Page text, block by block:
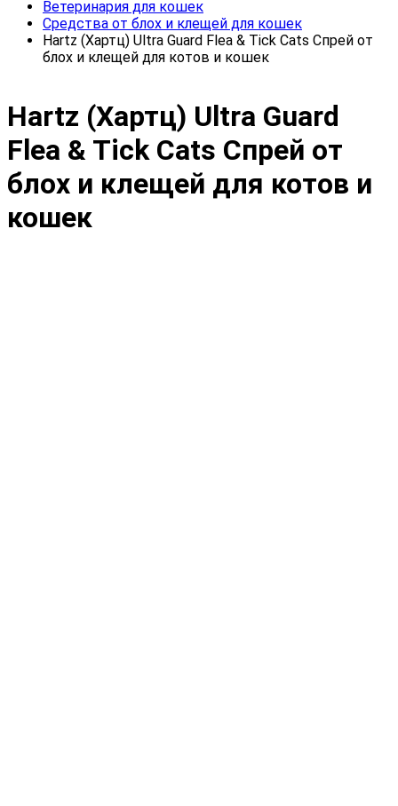
Ветеринария для кошек
Средства от блох и клещей для кошек
Hartz (Хартц) Ultra Guard Flea & Tick Cats Спрей от
блох и клещей для котов и кошек
Hartz (Хартц) Ultra Guard
Flea & Tick Cats Спрей от
блох и клещей для котов и
кошек